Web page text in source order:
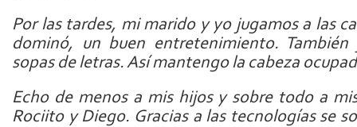
Por las tardes, mi marido y yo jugamos a las
dominó, un buen entretenimiento. También
sopas de letras. Así mantengo la cabeza
Echo de menos a mis hijos y sobre todo a
Rociito y Diego. Gracias a las tecnologías se